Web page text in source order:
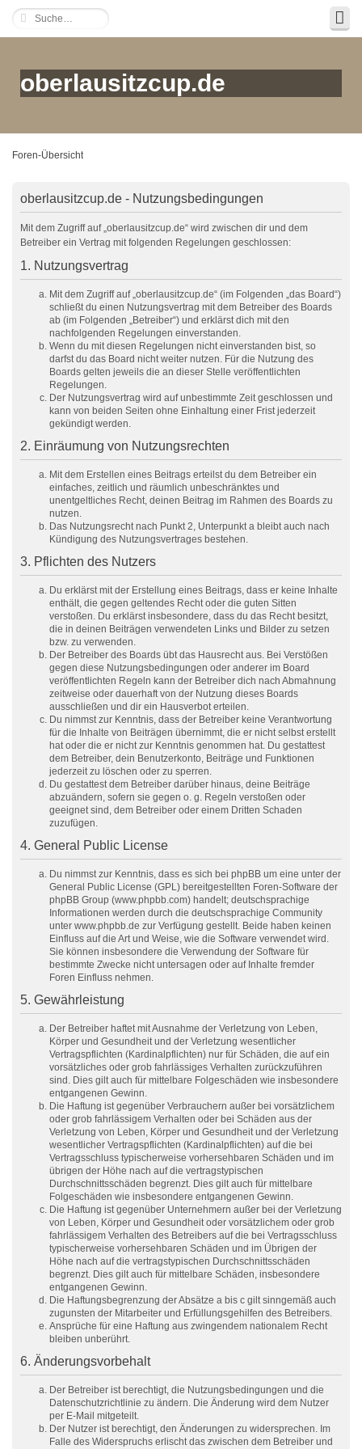
oberlausitzcup.de
Foren-Übersicht
oberlausitzcup.de - Nutzungsbedingungen
Mit dem Zugriff auf „oberlausitzcup.de“ wird zwischen dir und dem
Betreiber ein Vertrag mit folgenden Regelungen geschlossen:
1. Nutzungsvertrag
Mit dem Zugriff auf „oberlausitzcup.de“ (im Folgenden „das Board“)
schließt du einen Nutzungsvertrag mit dem Betreiber des Boards
ab (im Folgenden „Betreiber“) und erklärst dich mit den
nachfolgenden Regelungen einverstanden.
Wenn du mit diesen Regelungen nicht einverstanden bist, so
darfst du das Board nicht weiter nutzen. Für die Nutzung des
Boards gelten jeweils die an dieser Stelle veröffentlichten
Regelungen.
Der Nutzungsvertrag wird auf unbestimmte Zeit geschlossen und
kann von beiden Seiten ohne Einhaltung einer Frist jederzeit
gekündigt werden.
2. Einräumung von Nutzungsrechten
Mit dem Erstellen eines Beitrags erteilst du dem Betreiber ein
einfaches, zeitlich und räumlich unbeschränktes und
unentgeltliches Recht, deinen Beitrag im Rahmen des Boards zu
nutzen.
Das Nutzungsrecht nach Punkt 2, Unterpunkt a bleibt auch nach
Kündigung des Nutzungsvertrages bestehen.
3. Pflichten des Nutzers
Du erklärst mit der Erstellung eines Beitrags, dass er keine Inhalte
enthält, die gegen geltendes Recht oder die guten Sitten
verstoßen. Du erklärst insbesondere, dass du das Recht besitzt,
die in deinen Beiträgen verwendeten Links und Bilder zu setzen
bzw. zu verwenden.
Der Betreiber des Boards übt das Hausrecht aus. Bei Verstößen
gegen diese Nutzungsbedingungen oder anderer im Board
veröffentlichten Regeln kann der Betreiber dich nach Abmahnung
zeitweise oder dauerhaft von der Nutzung dieses Boards
ausschließen und dir ein Hausverbot erteilen.
Du nimmst zur Kenntnis, dass der Betreiber keine Verantwortung
für die Inhalte von Beiträgen übernimmt, die er nicht selbst erstellt
hat oder die er nicht zur Kenntnis genommen hat. Du gestattest
dem Betreiber, dein Benutzerkonto, Beiträge und Funktionen
jederzeit zu löschen oder zu sperren.
Du gestattest dem Betreiber darüber hinaus, deine Beiträge
abzuändern, sofern sie gegen o. g. Regeln verstoßen oder
geeignet sind, dem Betreiber oder einem Dritten Schaden
zuzufügen.
4. General Public License
Du nimmst zur Kenntnis, dass es sich bei phpBB um eine unter der
General Public License (GPL) bereitgestellten Foren-Software der
phpBB Group (www.phpbb.com) handelt; deutschsprachige
Informationen werden durch die deutschsprachige Community
unter www.phpbb.de zur Verfügung gestellt. Beide haben keinen
Einfluss auf die Art und Weise, wie die Software verwendet wird.
Sie können insbesondere die Verwendung der Software für
bestimmte Zwecke nicht untersagen oder auf Inhalte fremder
Foren Einfluss nehmen.
5. Gewährleistung
Der Betreiber haftet mit Ausnahme der Verletzung von Leben,
Körper und Gesundheit und der Verletzung wesentlicher
Vertragspflichten (Kardinalpflichten) nur für Schäden, die auf ein
vorsätzliches oder grob fahrlässiges Verhalten zurückzuführen
sind. Dies gilt auch für mittelbare Folgeschäden wie insbesondere
entgangenen Gewinn.
Die Haftung ist gegenüber Verbrauchern außer bei vorsätzlichem
oder grob fahrlässigem Verhalten oder bei Schäden aus der
Verletzung von Leben, Körper und Gesundheit und der Verletzung
wesentlicher Vertragspflichten (Kardinalpflichten) auf die bei
Vertragsschluss typischerweise vorhersehbaren Schäden und im
übrigen der Höhe nach auf die vertragstypischen
Durchschnittsschäden begrenzt. Dies gilt auch für mittelbare
Folgeschäden wie insbesondere entgangenen Gewinn.
Die Haftung ist gegenüber Unternehmern außer bei der Verletzung
von Leben, Körper und Gesundheit oder vorsätzlichem oder grob
fahrlässigem Verhalten des Betreibers auf die bei Vertragsschluss
typischerweise vorhersehbaren Schäden und im Übrigen der
Höhe nach auf die vertragstypischen Durchschnittsschäden
begrenzt. Dies gilt auch für mittelbare Schäden, insbesondere
entgangenen Gewinn.
Die Haftungsbegrenzung der Absätze a bis c gilt sinngemäß auch
zugunsten der Mitarbeiter und Erfüllungsgehilfen des Betreibers.
Ansprüche für eine Haftung aus zwingendem nationalem Recht
bleiben unberührt.
6. Änderungsvorbehalt
Der Betreiber ist berechtigt, die Nutzungsbedingungen und die
Datenschutzrichtlinie zu ändern. Die Änderung wird dem Nutzer
per E-Mail mitgeteilt.
Der Nutzer ist berechtigt, den Änderungen zu widersprechen. Im
Falle des Widerspruchs erlischt das zwischen dem Betreiber und